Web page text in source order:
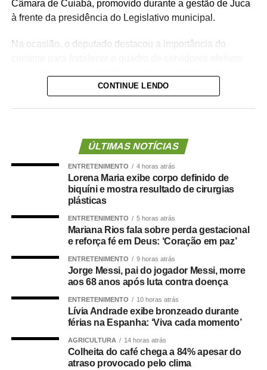
Câmara de Cuiabá, promovido durante a gestão de Juca
à frente da presidência do Legislativo municipal.
Na ocasião, o deputado destacou a importância do
Cuiabá, que é de todos nós mato-grossenses, o
parlamento mais antigo do Centro-Oeste brasileiro”,
O concurso público foi realizado para provimento de
níveis médio e superior, contemplando funções como
técnico legislativo, analista legislativo, controlador interno
e contador.
Durante a visita, Rogério Vianna Rangel agradeceu a
confiança depositada no Instituto Selecon e destacou a
forma como o processo foi conduzido.
“Eu, em nome do Selecon, também agradeço ao
deputado porque, de fato, fizemos um concurso histórico,
graças à oportunidade que o Juca nos deu para
CONTINUE LENDO
ÚLTIMAS NOTÍCIAS
ENTRETENIMENTO 4 horas atrás
Lorena Maria exibe corpo definido de
biquíni e mostra resultado de cirurgias
plásticas
ENTRETENIMENTO 5 horas atrás
Mariana Rios fala sobre perda gestacional
e reforça fé em Deus: ‘Coração em paz’
ENTRETENIMENTO 9 horas atrás
Jorge Messi, pai do jogador Messi, morre
aos 68 anos após luta contra doença
ENTRETENIMENTO 10 horas atrás
Lívia Andrade exibe bronzeado durante
férias na Espanha: ‘Viva cada momento’
AGRICULTURA 14 horas atrás
Colheita do café chega a 84% apesar do
atraso provocado pelo clima